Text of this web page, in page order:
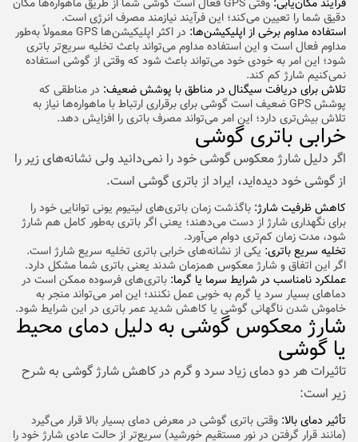
فرآیند مکان‌یابی:
وقتی GPS فعال است گوشی شما از طریق ماهواره‌ها مکان
دقیق شما را تعیین می‌کند؛ این فرآیند نیازمند مصرف انرژی است.
استفاده مداوم برخی از اپلیکیشن‌ها:
در اکثر اپلیکیشن‌ها GPS معمولاً به‌طور
مداوم فعال است و این استفاده مداوم می‌تواند باعث تخلیه سریع‌تر باتری
شود؛ این امر به خودی خود می‌تواند باعث شود که وقتی از گوشی استفاده
نمی‌کنیم شارژ کم کند.
تلاش برای دریافت سیگنال در مناطق با پوشش ضعیف: در مناطقی که
پوشش GPS ضعیف است گوشی برای برقراری ارتباط با ماهواره‌ها نیاز به
تلاش بیش‌تری دارد؛ این امر می‌تواند مصرف باتری را افزایش دهد.
خرابی باتری گوشی
اگر دلیل شارژ معکوس گوشی خود را نمی‌دانید ولی نشانه‌های زیر را
از گوشی خود دیده‌اید، ایراد از باتری گوشی است.
کاهش ظرفیت شارژ: باگذشت زمان باتری‌های لیتیوم یونی توانایی خود را
برای نگهداری شارژ از دست می‌دهند؛ یعنی اگر باتری به‌طور کامل هم شارژ
شود، مدت زمان کم‌تری دوام می‌آورد.
تخلیه سریع باتری: یکی از نشانه‌های خرابی باتری تخلیه سریع شارژ است.
اگر این اتفاق و شارژ معکوس همزمان شدند یعنی باتری شما مشکل دارد.
عملکرد نامناسب در شرایط سرما یا گرما: باتری‌های فرسوده ممکن است در
دماهای بسیار سرد یا گرم به خوبی عمل نکنند؛ این امر می‌تواند منجر به
خاموش شدن ناگهانی گوشی یا کاهش شدید عمر باتری در این شرایط شود.
شارژ معکوس گوشی به دلیل دمای محیط
یا گوشی
تاثیرات هر دو دمای زیاد سرد و گرم در کاهش شارژ گوشی به شرح
زیر است:
تأثیر دمای بالا: وقتی باتری گوشی در معرض دمای بسیار بالا قرار می‌گیرد
(مانند قرار گرفتن در نور مستقیم خورشید) سریع‌تر از حالت عادی شارژ خود را